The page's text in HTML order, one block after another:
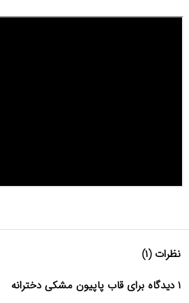
نظرات (۱)
۱ دیدگاه برای قاب پاپیون مشکی دخترانه